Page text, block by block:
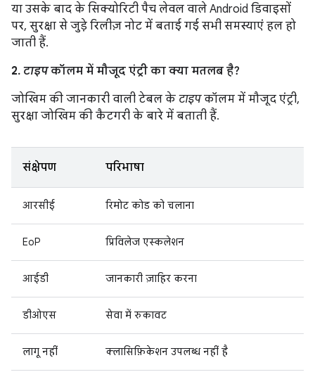
या उसके बाद के सिक्योरिटी पैच लेवल वाले Android डिवाइसों
पर, सुरक्षा से जुड़े रिलीज़ नोट में बताई गई सभी समस्याएं हल हो
जाती हैं.
2. टाइपकॉलम में मौजूद एंट्री का क्या मतलब है?
जोखिम की जानकारी वाली टेबल के टाइपकॉलम में मौजूद एंट्री,
सुरक्षा जोखिम की कैटगरी के बारे में बताती हैं.
संक्षेपण परिभाषा
आरसीई रिमोट कोड को चलाना
EoP प्रिविलेज एस्कलेशन
आईडी जानकारी ज़ाहिर करना
डीओएस सेवा में रुकावट
लागू नहीं क्लासिफ़िकेशन उपलब्ध नहीं है